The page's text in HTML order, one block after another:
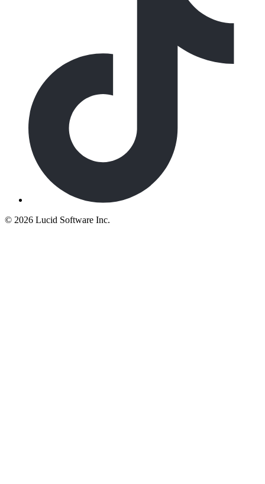
© 2026 Lucid Software Inc.